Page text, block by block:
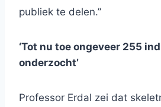
publiek te delen.”
‘Tot nu toe ongeveer 255
onderzocht’
Professor Erdal zei dat